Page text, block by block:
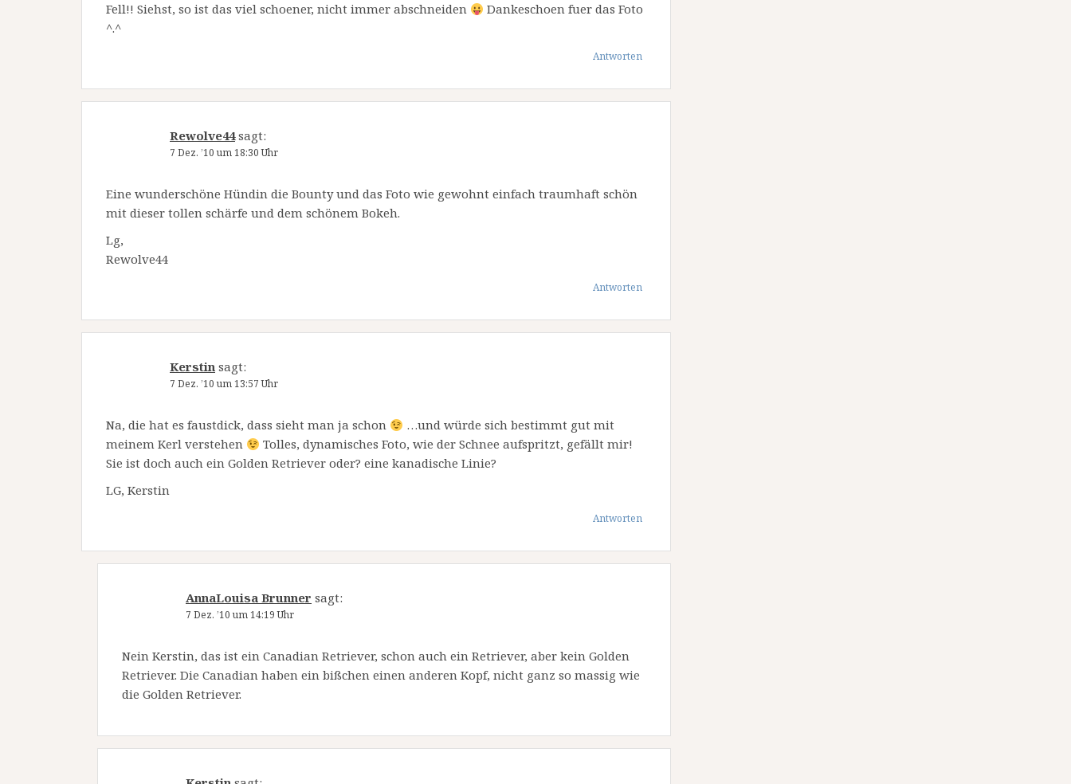
Fell!! Siehst, so ist das viel schoener, nicht immer abschneiden
Dankeschoen fuer das Foto
^.^
Antworten
Rewolve44 sagt:
7 Dez. ’10 um 18:30 Uhr
Eine wunderschöne Hündin die Bounty und das Foto wie gewohnt einfach traumhaft schön
mit dieser tollen schärfe und dem schönem Bokeh.
Lg,
Rewolve44
Antworten
Kerstin sagt:
7 Dez. ’10 um 13:57 Uhr
Na, die hat es faustdick, dass sieht man ja schon
…und würde sich bestimmt gut mit
meinem Kerl verstehen
Tolles, dynamisches Foto, wie der Schnee aufspritzt, gefällt mir!
Sie ist doch auch ein Golden Retriever oder? eine kanadische Linie?
LG, Kerstin
Antworten
AnnaLouisa Brunner sagt:
7 Dez. ’10 um 14:19 Uhr
Nein Kerstin, das ist ein Canadian Retriever, schon auch ein Retriever, aber kein Golden
Retriever. Die Canadian haben ein bißchen einen anderen Kopf, nicht ganz so massig wie
die Golden Retriever.